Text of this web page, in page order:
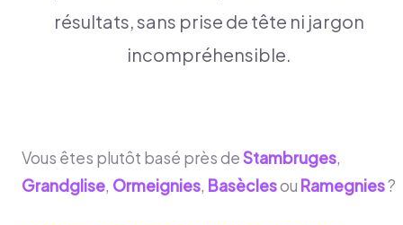
résultats, sans prise de tête ni jargon
incompréhensible.
Vous êtes plutôt basé près deStambruges,
Grandglise, Ormeignies, Basèclesou Ramegnies?